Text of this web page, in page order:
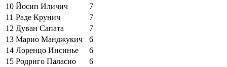
10 Йосип Иличич
7
11 Раде Крунич
7
12 Дуван Сапата
7
13 Марио Манджукич
6
14 Лоренцо Инсинье
6
15 Родриго Паласио 6